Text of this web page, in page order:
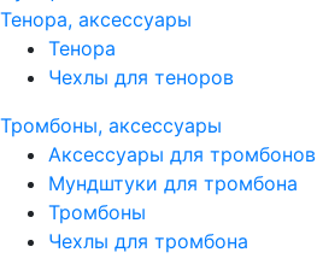
Тенора, аксессуары
Тенора
Чехлы для теноров
Тромбоны, аксессуары
Аксессуары для тромбонов
Мундштуки для тромбона
Тромбоны
Чехлы для тромбона